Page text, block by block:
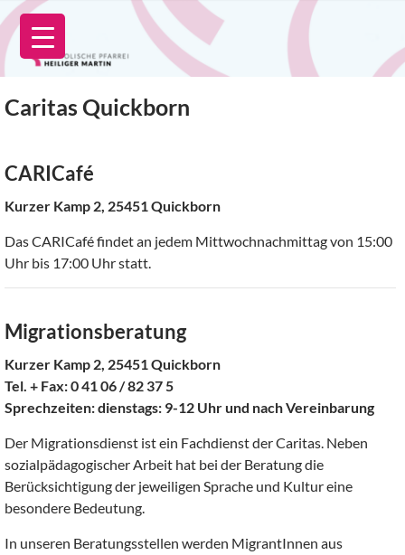
Zum
Inhalt
springen
Caritas Quickborn
CARICafé
Kurzer Kamp 2, 25451 Quickborn
Das CARICafé findet an jedem Mittwochnachmittag von 15:00
Uhr bis 17:00 Uhr statt.
Migrationsberatung
Kurzer Kamp 2, 25451 Quickborn
Tel. + Fax: 0 41 06 / 82 37 5
Sprechzeiten: dienstags: 9-12 Uhr und nach Vereinbarung
Der Migrationsdienst ist ein Fachdienst der Caritas. Neben
sozialpädagogischer Arbeit hat bei der Beratung die
Berücksichtigung der jeweiligen Sprache und Kultur eine
besondere Bedeutung.
In unseren Beratungsstellen werden MigrantInnen aus